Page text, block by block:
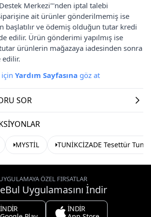
Merkezi"'nden iptal talebi
ait ürünler gönderilmemiş ise
başlatılır ve ödemiş olduğun tutar kredi
edilir. Ürün gönderimi yapılmış ise
ürünlerin mağazaya iadesinden sonra
edilir.
Yardım Sayfasına göz at
SOR
MYSTİL TUNİKCİZADE Tesettür Tunik
ÖZEL FIRSATLAR
Uygulamasını İndir
İNDİR
İNDİR